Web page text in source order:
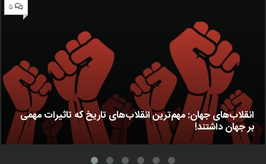
۵
انقلاب‌های جهان: مهم‌ترین انقلاب‌های تاریخ که تاثیرات مهمی
بر جهان داشتند!